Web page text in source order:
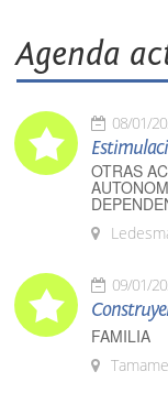
Agenda
08/01/
OTRAS
09/01/
FAMILIA